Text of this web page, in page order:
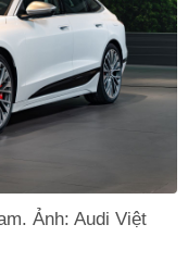
Ảnh: Audi Việt